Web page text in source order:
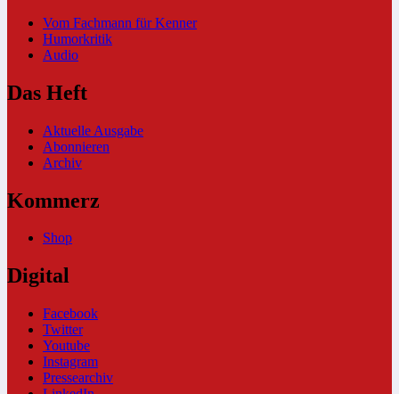
Vom Fachmann für Kenner
Humorkritik
Audio
Das Heft
Aktuelle Ausgabe
Abonnieren
Archiv
Kommerz
Shop
Digital
Facebook
Twitter
Youtube
Instagram
Pressearchiv